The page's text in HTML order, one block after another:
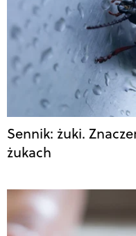
Sennik: żuki.
żukach